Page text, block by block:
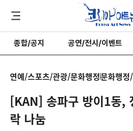
종합/공지 공연/전시/이벤트
연예/스포츠/관광/문화행정문화행정
[KAN] 송파구 방이1동,
락 나눔